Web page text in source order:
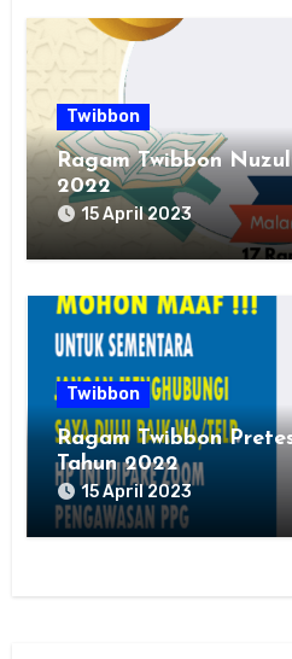
Twibbon
Ragam Twibbon
2022
15 April 2023
Twibbon
Ragam Twibbon
Tahun 2022
15 April 2023